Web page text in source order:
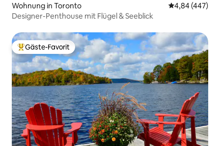
Wohnung in Toronto
4,84 (447)
Designer-Penthouse mit Flügel & Seeblick
Beliebter Gäste-Favorit.
Gäste-Favorit